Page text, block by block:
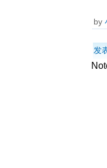
by
发